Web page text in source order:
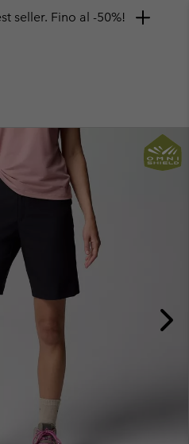
seller. Fino al -50%!